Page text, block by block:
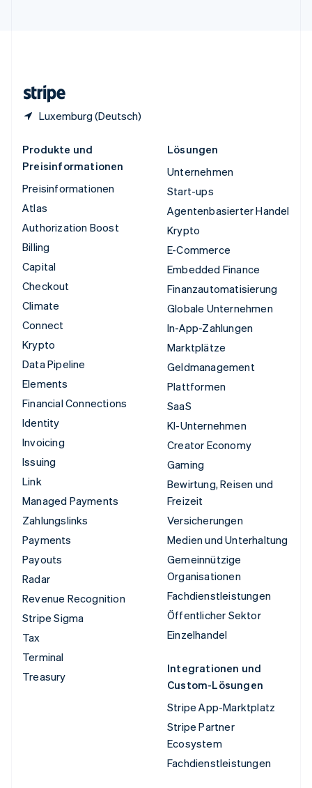
Luxemburg (Deutsch)
Produkte und
Preisinformationen
Preisinformationen
Atlas
Authorization Boost
Billing
Capital
Checkout
Climate
Connect
Krypto
Data Pipeline
Elements
Financial Connections
Identity
Invoicing
Issuing
Link
Managed Payments
Zahlungslinks
Payments
Payouts
Radar
Revenue Recognition
Stripe Sigma
Tax
Terminal
Treasury
Lösungen
Unternehmen
Start-ups
Agentenbasierter Handel
Krypto
E-Commerce
Embedded Finance
Finanzautomatisierung
Globale Unternehmen
In-App-Zahlungen
Marktplätze
Geldmanagement
Plattformen
SaaS
KI-Unternehmen
Creator Economy
Gaming
Bewirtung, Reisen und
Freizeit
Versicherungen
Medien und Unterhaltung
Gemeinnützige
Organisationen
Fachdienstleistungen
Öffentlicher Sektor
Einzelhandel
Integrationen und
Custom-Lösungen
Stripe App-Marktplatz
Stripe Partner
Ecosystem
Fachdienstleistungen